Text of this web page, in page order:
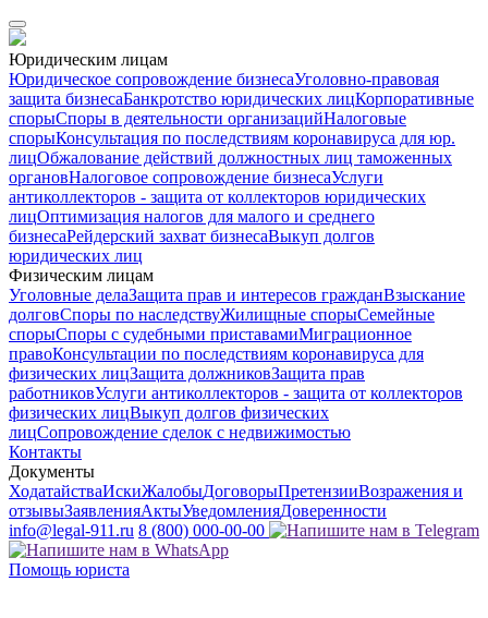
Юридическим лицам
Юридическое сопровождение бизнесаУголовно-правовая
защита бизнесаБанкротство юридических лицКорпоративные
спорыСпоры в деятельности организацийНалоговые
спорыКонсультация по последствиям коронавируса для юр.
лицОбжалование действий должностных лиц таможенных
органовНалоговое сопровождение бизнесаУслуги
антиколлекторов - защита от коллекторов юридических
лицОптимизация налогов для малого и среднего
бизнесаРейдерский захват бизнесаВыкуп долгов
юридических лиц
Физическим лицам
Уголовные делаЗащита прав и интересов гражданВзыскание
долговСпоры по наследствуЖилищные спорыСемейные
спорыСпоры с судебными приставамиМиграционное
правоКонсультации по последствиям коронавируса для
физических лицЗащита должниковЗащита прав
работниковУслуги антиколлекторов - защита от коллекторов
физических лицВыкуп долгов физических
лицСопровождение сделок с недвижимостью
Контакты
Документы
ХодатайстваИскиЖалобыДоговорыПретензииВозражения и
отзывыЗаявленияАктыУведомленияДоверенности
info@legal-911.ru 8 (800) 000-00-00
Помощь юриста